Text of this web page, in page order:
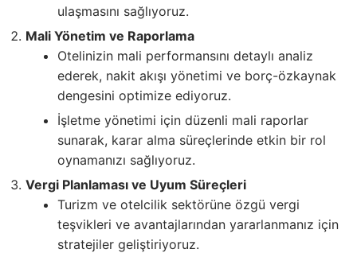
ulaşmasını sağlıyoruz.
Mali Yönetim ve Raporlama
Otelinizin mali performansını detaylı analiz
ederek, nakit akışı yönetimi ve borç-özkaynak
dengesini optimize ediyoruz.
İşletme yönetimi için düzenli mali raporlar
sunarak, karar alma süreçlerinde etkin bir rol
oynamanızı sağlıyoruz.
Vergi Planlaması ve Uyum Süreçleri
Turizm ve otelcilik sektörüne özgü vergi
teşvikleri ve avantajlarından yararlanmanız için
stratejiler geliştiriyoruz.